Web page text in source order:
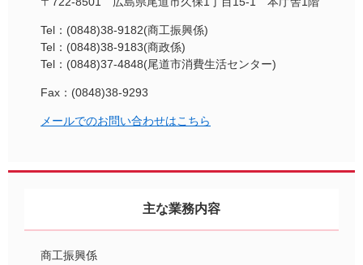
Tel：(0848)38-9182 商工振興係
Tel：(0848)38-9183 商政係
Tel：(0848)37-4848 尾道市消費生活センター
Fax：(0848)38-9293
メールでのお問い合わせはこちら
主な業務内容
商工振興係